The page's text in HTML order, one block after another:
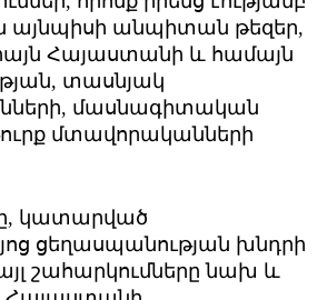
այնպիսի անպիտան թեզեր,
Հայաստանի և համայն
տասնյակ
մասնագիտական
մտավորականների
կատարված
ցեղասպանության խնդրի
շահարկումները նախ և